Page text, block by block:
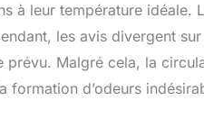
à leur température idéale.
les avis divergent
prévu. Malgré cela, la
formation d’odeurs